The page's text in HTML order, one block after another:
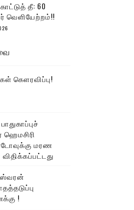
தீ: 60
வெளியேற்றம்!!
கௌரவிப்பு!
மரண
!